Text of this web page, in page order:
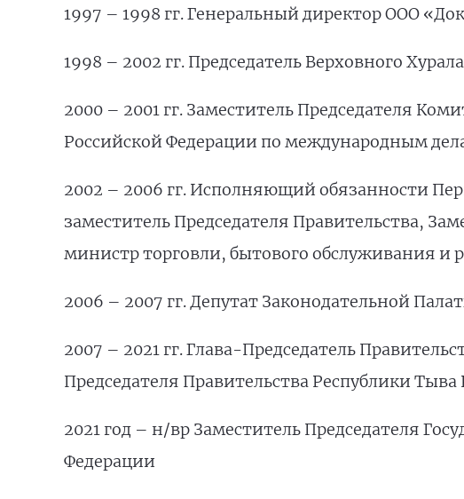
1997 – 1998 гг. Генеральный директор ООО
1998 – 2002 гг. Председатель Верховного
2000 – 2001 гг. Заместитель Председателя
Российской Федерации по международным
2002 – 2006 гг. Исполняющий обязанности
заместитель Председателя Правительства,
министр торговли, бытового обслуживания и
2006 – 2007 гг. Депутат Законодательной
2007 – 2021 гг. Глава-Председатель
Председателя Правительства Республики
2021 год – н/вр Заместитель Председателя
Федерации